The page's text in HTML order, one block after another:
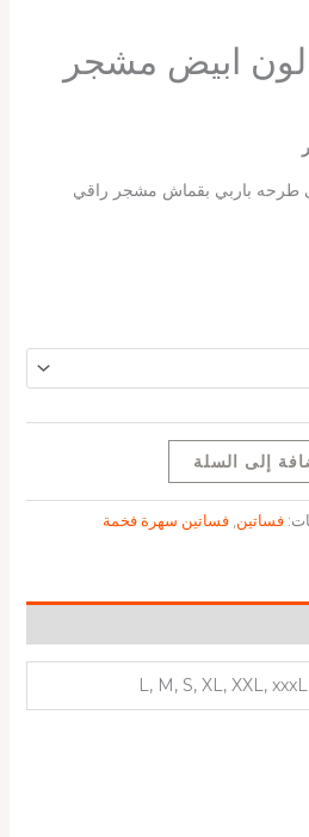
ابيض مشجر
طرحه باربي بقماش مشجر راقي
إلى السلة
فساتين, فساتين سهرة فخمة
L, M, S, XL, XXL, xxxL